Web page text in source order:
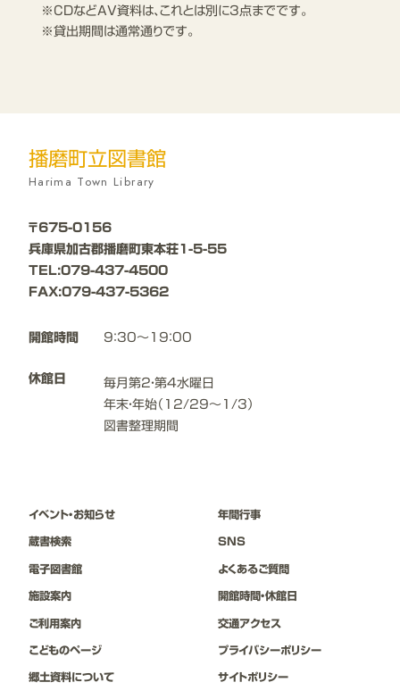
※CDなどAV資料は、これとは別に3点までです。
※貸出期間は通常通りです。
播磨町立図書館
Harima Town Library
〒675-0156
兵庫県加古郡播磨町東本荘1-5-55
TEL:079-437-4500
FAX:079-437-5362
開館時間 9：30～19：00
休館日
毎月第2・第4水曜日
年末・年始（12/29～1/3）
図書整理期間
イベント・お知らせ
蔵書検索
電子図書館
施設案内
ご利用案内
こどものページ
郷⼟資料について
年間⾏事
SNS
よくあるご質問
開館時間・休館日
交通アクセス
プライバシーポリシー
サイトポリシー